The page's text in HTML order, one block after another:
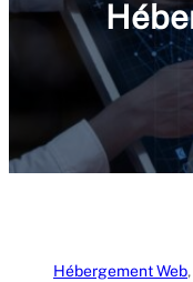
Hébergement Web,